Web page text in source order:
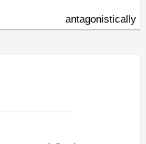
antagonistically